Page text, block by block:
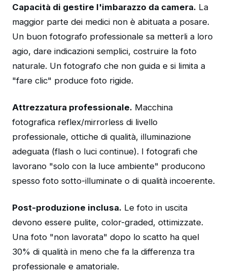
Capacità di gestire l'imbarazzo da camera. La
maggior parte dei medici non è abituata a posare.
Un buon fotografo professionale sa metterli a loro
agio, dare indicazioni semplici, costruire la foto
naturale. Un fotografo che non guida e si limita a
"fare clic" produce foto rigide.
Attrezzatura professionale. Macchina
fotografica reflex/mirrorless di livello
professionale, ottiche di qualità, illuminazione
adeguata (flash o luci continue). I fotografi che
lavorano "solo con la luce ambiente" producono
spesso foto sotto-illuminate o di qualità incoerente.
Post-produzione inclusa. Le foto in uscita
devono essere pulite, color-graded, ottimizzate.
Una foto "non lavorata" dopo lo scatto ha quel
30% di qualità in meno che fa la differenza tra
professionale e amatoriale.